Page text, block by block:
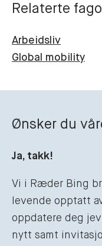
Relaterte
Arbeidsliv
Global mobility
Ønsker du
Ja, takk!
Vi i Ræder Bing
levende opptatt
oppdatere deg
nytt samt